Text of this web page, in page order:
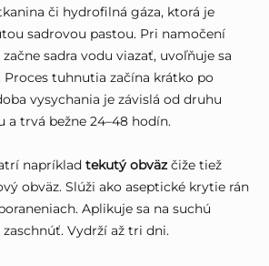
či hydrofilná gáza, ktorá je
sadrovou pastou. Pri namočení
sadra vodu viazať, uvoľňuje sa
Proces tuhnutia začína krátko po
vysychania je závislá od druhu
a trvá bežne 24–48 hodín.
napríklad tekutý obväz čiže tiež
obväz. Slúži ako aseptické krytie rán
Aplikuje sa na suchú
zaschnúť. Vydrží až tri dni.